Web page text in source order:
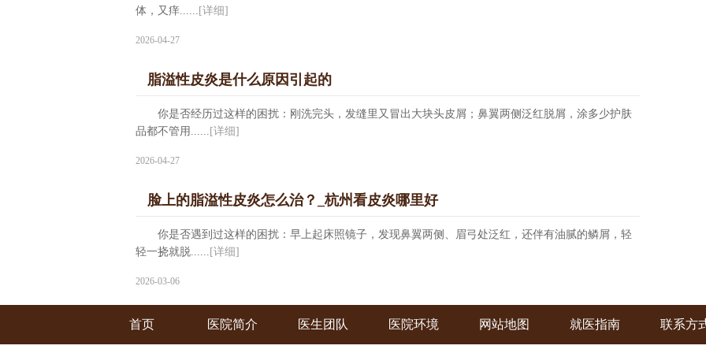
体，又痒...... [详细]
2026-04-27
脂溢性皮炎是什么原因引起的
你是否经历过这样的困扰：刚洗完头，发缝里又冒出大块头皮屑；鼻翼两侧泛红脱屑，涂多少护肤
品都不管用...... [详细]
2026-04-27
脸上的脂溢性皮炎怎么治？_杭州看皮炎哪里好
你是否遇到过这样的困扰：早上起床照镜子，发现鼻翼两侧、眉弓处泛红，还伴有油腻的鳞屑，轻
轻一挠就脱...... [详细]
2026-03-06
首页 医院简介 医生团队 医院环境 网站地图 就医指南 联系方